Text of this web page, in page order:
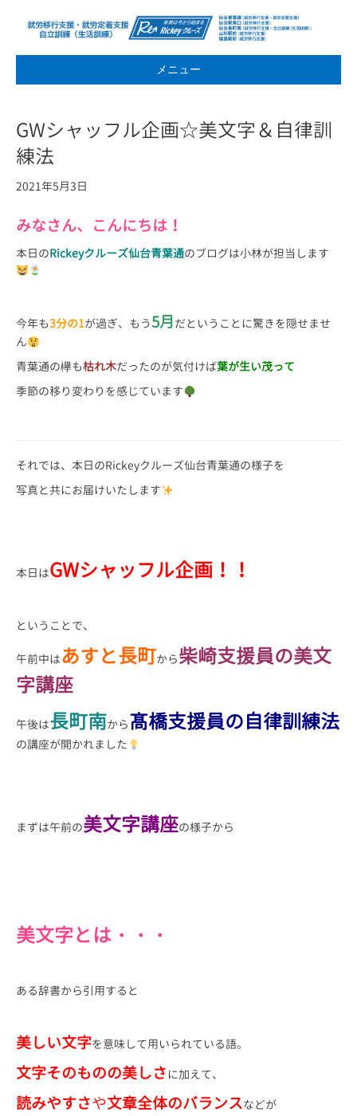
メニュー
GWシャッフル企画☆美文字＆自律訓
練法
2021年5月3日
みなさん、こんにちは！
本日のRickeyクルーズ仙台青葉通のブログは小林が担当します
今年も3分の1が過ぎ、もう5月だということに驚きを隠せませ
ん
青葉通の欅も枯れ木だったのが気付けば葉が生い茂って
季節の移り変わりを感じています
それでは、本日のRickeyクルーズ仙台青葉通の様子を
写真と共にお届けいたします
本日はGWシャッフル企画！！
ということで、
午前中はあすと長町から柴崎支援員の美文
字講座
午後は長町南から髙橋支援員の自律訓練法
の講座が開かれました
まずは午前の美文字講座の様子から
美文字とは・・・
ある辞書から引用すると
美しい文字を意味して用いられている語。
文字そのものの美しさに加えて、
読みやすさや文章全体のバランスなどが